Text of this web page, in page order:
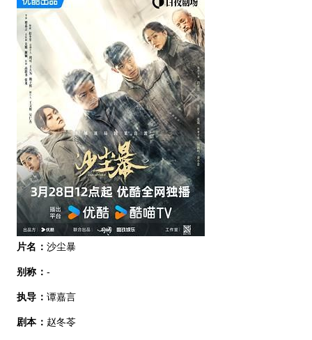
片名： 沙尘暴
别称： -
执导： 谭嘉言
剧本： 赵冬苓